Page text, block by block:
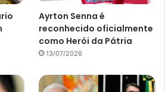
Ayrton Senna é
reconhecido oficialmente
como Herói da Pátria
13/07/2026